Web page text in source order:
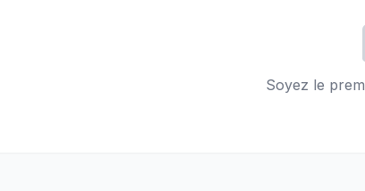
Soyez le